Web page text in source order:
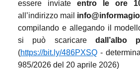
essere inviate entro le ore
all’indirizzo mail
compilando e allegando il
si può scaricaredall’albo
(https://bit.ly/486PXSQ -
985/2026 del 20 aprile 2026)